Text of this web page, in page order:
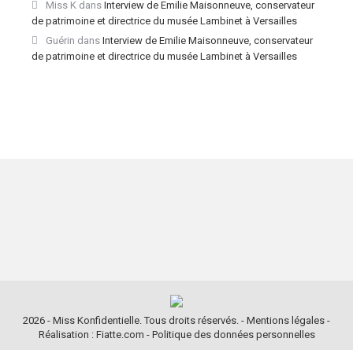
Miss K dans Interview de Emilie Maisonneuve, conservateur
de patrimoine et directrice du musée Lambinet à Versailles
Guérin dans Interview de Emilie Maisonneuve, conservateur
de patrimoine et directrice du musée Lambinet à Versailles
2026 - Miss Konfidentielle. Tous droits réservés. - Mentions légales -
Réalisation : Fiatte.com - Politique des données personnelles